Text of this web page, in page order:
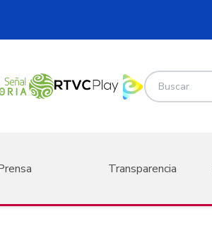
Transparencia